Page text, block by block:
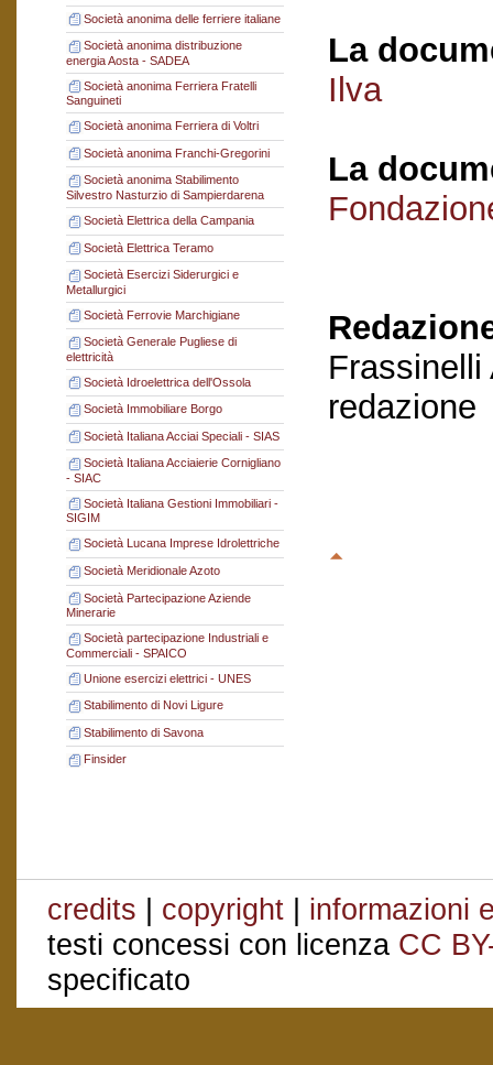
Società anonima delle ferriere italiane
Società anonima distribuzione
energia Aosta - SADEA
Società anonima Ferriera Fratelli
Sanguineti
Società anonima Ferriera di Voltri
Società anonima Franchi-Gregorini
Società anonima Stabilimento
Silvestro Nasturzio di Sampierdarena
Società Elettrica della Campania
Società Elettrica Teramo
Società Esercizi Siderurgici e
Metallurgici
Società Ferrovie Marchigiane
Società Generale Pugliese di
elettricità
Società Idroelettrica dell'Ossola
Società Immobiliare Borgo
Società Italiana Acciai Speciali - SIAS
Società Italiana Acciaierie Cornigliano
- SIAC
Società Italiana Gestioni Immobiliari -
SIGIM
Società Lucana Imprese Idrolettriche
Società Meridionale Azoto
Società Partecipazione Aziende
Minerarie
Società partecipazione Industriali e
Commerciali - SPAICO
Unione esercizi elettrici - UNES
Stabilimento di Novi Ligure
Stabilimento di Savona
Finsider
La
Ilva
La
Frassinelli
redazione
credits | copyright | informazioni
testi concessi con licenza CC
specificato